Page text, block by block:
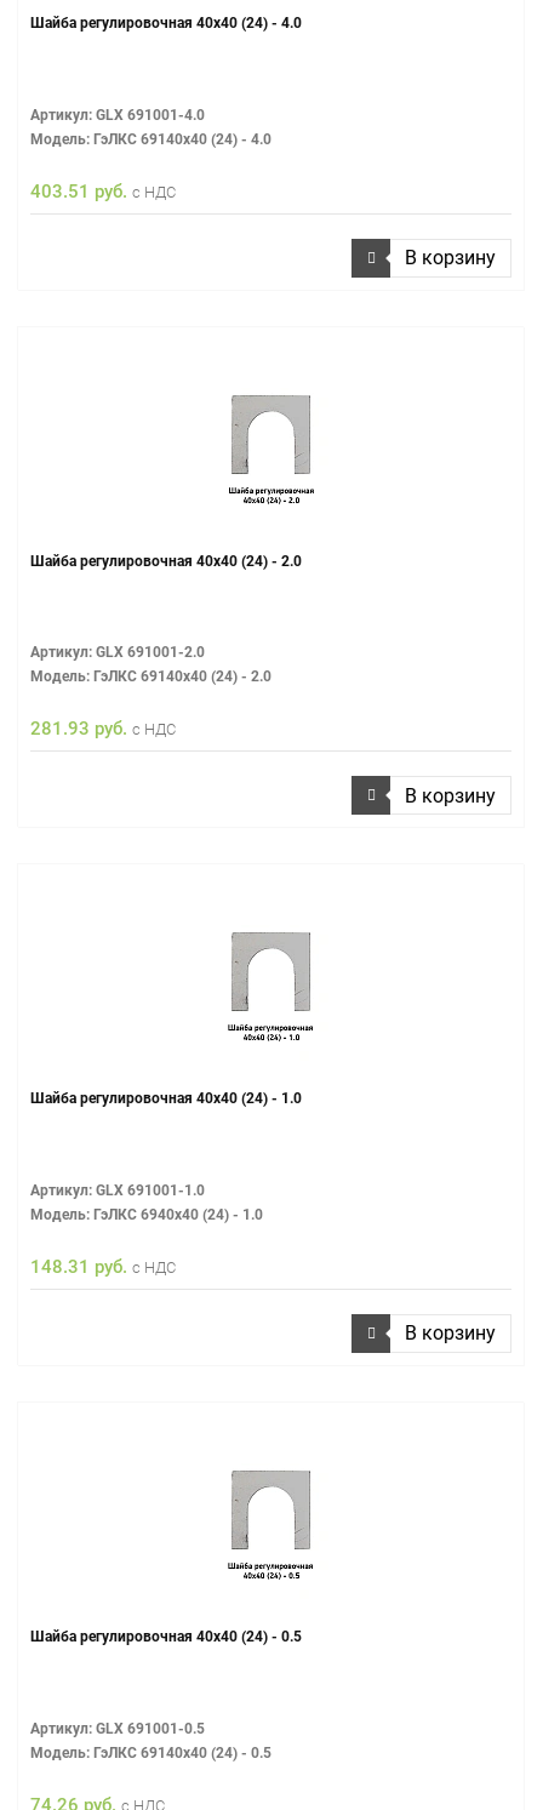
Шайба регулировочная 40х40 (24) - 4.0
Артикул: GLX 691001-4.0
Модель: ГэЛКС 69140х40 (24) - 4.0
403.51 руб. с НДС
В корзину
Шайба регулировочная 40х40 (24) - 2.0
Артикул: GLX 691001-2.0
Модель: ГэЛКС 69140х40 (24) - 2.0
281.93 руб. с НДС
В корзину
Шайба регулировочная 40х40 (24) - 1.0
Артикул: GLX 691001-1.0
Модель: ГэЛКС 6940х40 (24) - 1.0
148.31 руб. с НДС
В корзину
Шайба регулировочная 40х40 (24) - 0.5
Артикул: GLX 691001-0.5
Модель: ГэЛКС 69140х40 (24) - 0.5
74.26 руб. с НДС